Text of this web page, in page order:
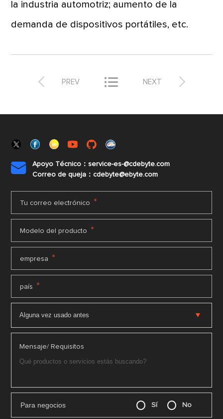
la industria automotriz; aumento de la
demanda de dispositivos portátiles, etc.
 PREV  
NEXT

Apoyo Técnico：service-es-@cdebyte.com
Correo de queja：cdebyte@ebyte.com
Tu correo electrónico *
Modelo del producto *
empresa *
país *
Mensaje/ Requisitos
Para negocios Sí No